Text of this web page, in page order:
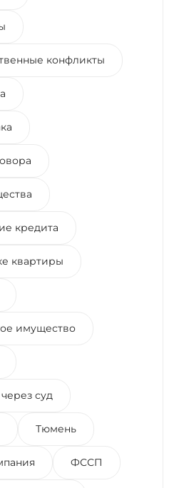
конфликты
кредита
квартиры
имущество
суд
Тюмень
ФССП